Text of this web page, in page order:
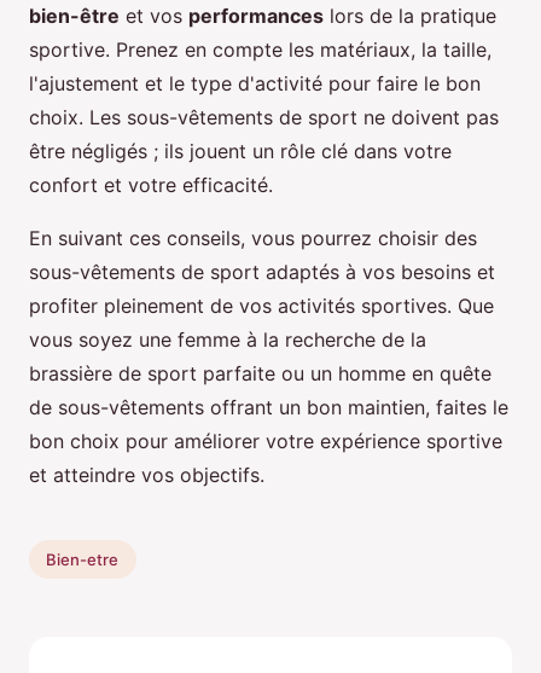
bien-être et vos performances lors de la pratique
sportive. Prenez en compte les matériaux, la taille,
l'ajustement et le type d'activité pour faire le bon
choix. Les sous-vêtements de sport ne doivent pas
être négligés ; ils jouent un rôle clé dans votre
confort et votre efficacité.
En suivant ces conseils, vous pourrez choisir des
sous-vêtements de sport adaptés à vos besoins et
profiter pleinement de vos activités sportives. Que
vous soyez une femme à la recherche de la
brassière de sport parfaite ou un homme en quête
de sous-vêtements offrant un bon maintien, faites le
bon choix pour améliorer votre expérience sportive
et atteindre vos objectifs.
Bien-etre